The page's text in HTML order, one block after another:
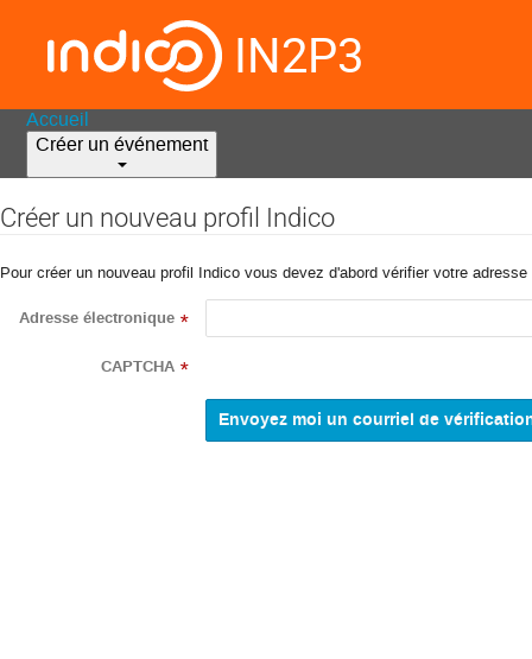
IN2P3
Accueil
Créer un événement
Créer un nouveau profil Indico
Pour créer un nouveau profil Indico vous devez d'abord vérifier votre
Adresse électronique *
CAPTCHA *